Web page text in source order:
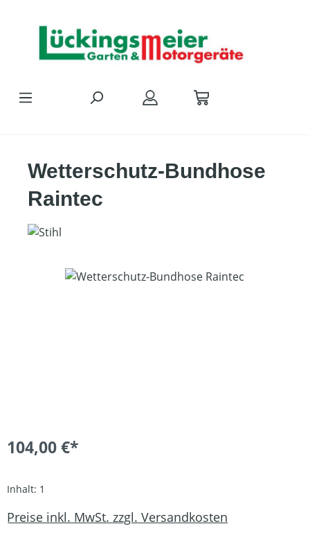
Wetterschutz-Bundhose
Raintec
Bildergalerie überspringen
104,00 €*
Inhalt: 1
Preise inkl. MwSt. zzgl. Versandkosten